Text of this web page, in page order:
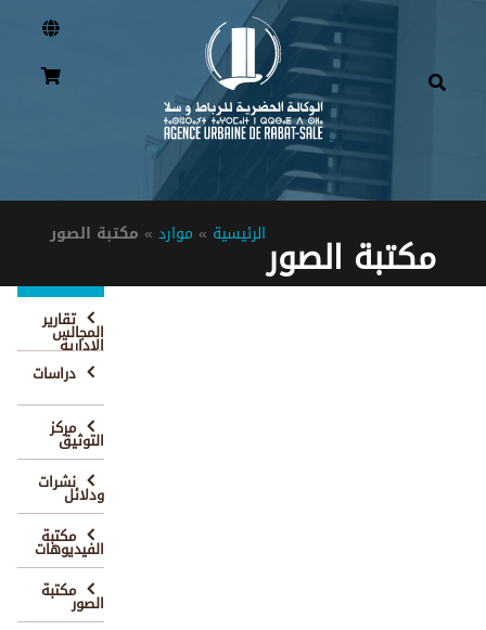
الرئيسية » موارد » مكتبة الصور مكتبة الصور
تقارير
المجالس
الإدارية
دراسات
مركز
التوثيق
نشراتودلائل
مكتبة
الفيديوهات
مكتبةالصور